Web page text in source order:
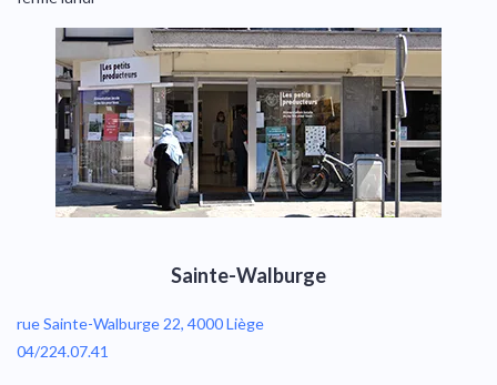
Sainte-Walburge
rue Sainte-Walburge 22, 4000 Liège
04/224.07.41